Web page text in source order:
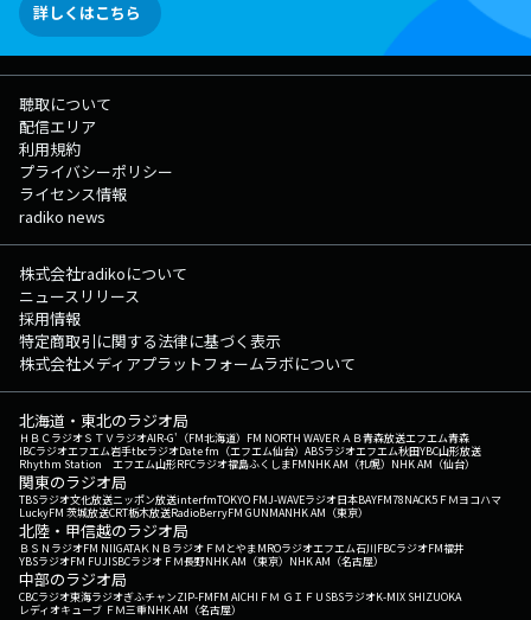
詳しくはこちら
聴取について
配信エリア
利用規約
プライバシーポリシー
ライセンス情報
radiko news
株式会社radikoについて
ニュースリリース
採用情報
特定商取引に関する法律に基づく表示
株式会社メディアプラットフォームラボについて
北海道・東北のラジオ局
ＨＢＣラジオＳＴＶラジオAIR-G'（FM北海道） FM NORTH WAVEＲＡＢ青森放送エフエム青森
IBCラジオエフエム岩手tbcラジオDate fm（エフエム仙台） ABSラジオエフエム秋田YBC山形放送
Rhythm Station エフエム山形RFCラジオ福島ふくしまFMNHK AM（札幌） NHK AM（仙台）
関東のラジオ局
TBSラジオ文化放送ニッポン放送interfmTOKYO FMJ-WAVEラジオ日本BAYFM78NACK5 ＦＭヨコハマ
LuckyFM 茨城放送CRT栃木放送RadioBerryFM GUNMANHK AM（東京）
北陸・甲信越のラジオ局
ＢＳＮラジオFM NIIGATAＫＮＢラジオ ＦＭとやまMROラジオエフエム石川FBCラジオFM福井
YBSラジオFM FUJISBCラジオ ＦＭ長野NHK AM（東京） NHK AM（名古屋）
中部のラジオ局
CBCラジオ東海ラジオぎふチャンZIP-FMFM AICHI ＦＭ ＧＩＦＵ SBSラジオK-MIX SHIZUOKA
レディオキューブ ＦＭ三重NHK AM（名古屋）